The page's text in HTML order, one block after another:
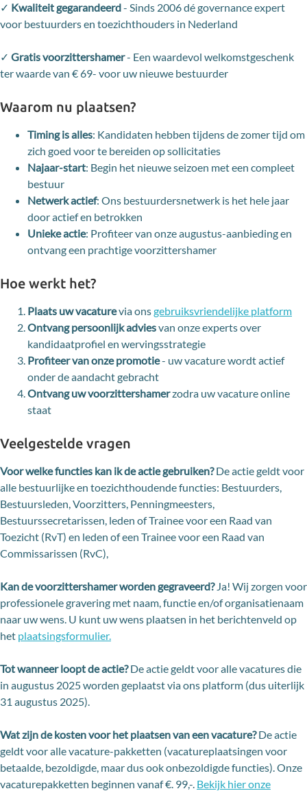
✓ Kwaliteit gegarandeerd- Sinds 2006 dé governance expert
voor bestuurders en toezichthouders in Nederland
✓ Gratis voorzittershamer- Een waardevol welkomstgeschenk
ter waarde van € 69- voor uw nieuwe bestuurder
Waarom nu plaatsen?
Timing is alles: Kandidaten hebben tijdens de zomer tijd om
zich goed voor te bereiden op sollicitaties
Najaar-start: Begin het nieuwe seizoen met een compleet
bestuur
Netwerk actief: Ons bestuurdersnetwerk is het hele jaar
door actief en betrokken
Unieke actie: Profiteer van onze augustus-aanbieding en
ontvang een prachtige voorzittershamer
Hoe werkt het?
Plaats uw vacaturevia onsgebruiksvriendelijke platform
Ontvang persoonlijk adviesvan onze experts over
kandidaatprofiel en wervingsstrategie
Profiteer van onze promotie- uw vacature wordt actief
onder de aandacht gebracht
Ontvang uw voorzittershamerzodra uw vacature online
staat
Veelgestelde vragen
Voor welke functies kan ik de actie gebruiken?De actie geldt voor
alle bestuurlijke en toezichthoudende functies: Bestuurders,
Bestuursleden, Voorzitters, Penningmeesters,
Bestuurssecretarissen, leden of Trainee voor een Raad van
Toezicht (RvT) en leden of een Trainee voor een Raad van
Commissarissen (RvC),
Kan de voorzittershamer worden gegraveerd?Ja! Wij zorgen voor
professionele gravering met naam, functie en/of organisatienaam
naar uw wens. U kunt uw wens plaatsen in het berichtenveld op
het plaatsingsformulier.
Tot wanneer loopt de actie?De actie geldt voor alle vacatures die
in augustus 2025 worden geplaatst via ons platform (dus uiterlijk
31 augustus 2025).
Wat zijn de kosten voor het plaatsen van een vacature?De actie
geldt voor alle vacature-pakketten (vacatureplaatsingen voor
betaalde, bezoldigde, maar dus ook onbezoldigde functies). Onze
vacaturepakketten beginnen vanaf €. 99,-. Bekijk hier onze